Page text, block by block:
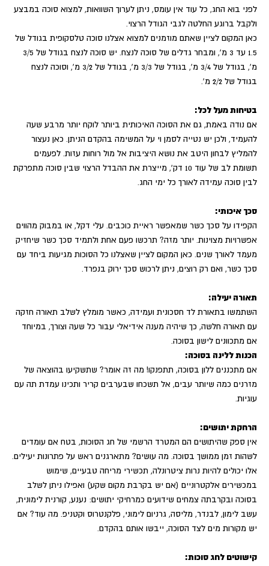
לפני בוא החג, כל עוד אין עומס, ניתן לערוך השוואות, למצוא סוכה במבצע
ולקבל ברוגע החלטה לגבי הגודל הרצוי.
כאן המקום לציין שאתם מוזמנים למצוא אצלנו סוכה טלסקופית בגודל של
1.5 עד 3 מ', ומבחר גדלים של סוכה לנצח. יש סוכה לנצח בגודל של 3/5
מ', בגודל של 3/4 מ', בגודל של 3/3 מ', בגודל של 3/2 מ', וסוכה לנצח
בגודל של 2/2 מ'.
בטיחות מעל לכל:
אם נודה באמת, גם את הסוכה האיכותית ביותר לוקח יותר מרבע שעה
להעמיד, ולכן יש נטייה לסמן וי על המשימה בהקדם הניתן. כאן נעצור
להמליץ לבחון היטב את נושא היציבות אל מול רוחות עזות. לפעמים
תשומת לב של עוד 10 דק', מייצרת את ההבדל הרצוי שבין סוכה מתפרקת
לבין סוכה עמידה לאורך כל ימי החג.
סכך איכותי:
הקפידו על סכך כשר שמאפשר ראיית כוכבים. עלי דקל, או במבוק מהווים
אפשרויות מצוינות. יותר מזה? תרכשו פעם אחת ולתמיד סכך כשר שיחזיק
מעמד לאורך שנים. כאן המקום לציין שאצלנו כל הסוכות מגיעות ביחד עם
סכך כשר, ואם רק רוצים, ניתן לרכוש סכך ירוק בנפרד.
תאורה יעילה:
השתמשו בתאורת לד חסכונית ועמידה, כאשר מומלץ לשלב תאורה חזקה
עם תאורה חלשה, כך שיהיה מענה אידיאלי עבור כל שעה וצורך, במיוחד
אם מתכוונים לישון בסוכה.
הכנות ללינה בסוכה:
אם מתכננים ללון בסוכה, תתפנקו! מה זה אומר? שתשקיעו בהוצאה של
מזרנים כמה שיותר עבים, אל תשכחו שבערבים קריר ותכינו עמדת תה עם
עוגיות.
הרחקת יתושים:
אין ספק שהיתושים הם המטרד הרשמי של חג הסוכות, בטח אם עומדים
לשהות זמן ממושך בסוכה. מה עושים? מתארגנים ראש על פתרונות יעילים.
אלו יכולים להיות נרות ציטרונלה, תכשירי מריחה טבעיים, שימוש
במכשירים אלקטרוניים (אם יש בקרבת מקום שקע) ואפילו ניתן לשלב
בסוכה ובקרבתה צמחים שידועים כמרחיקי יתושים: נענע, קורנית לימונית,
עשב לימון, לבנדר, מליסה, גרניום לימוני, פלקנטרוס וקטניפ. מה עוד? אם
יש מקורות מים לצד הסוכה, ייבשו אותם בהקדם.
קישוטים לחג סוכות: